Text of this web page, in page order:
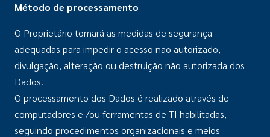
Método de processamento
O Proprietário tomará as medidas de segurança
adequadas para impedir o acesso não autorizado,
divulgação, alteração ou destruição não autorizada dos
Dados.
O processamento dos Dados é realizado através de
computadores e /ou ferramentas de TI habilitadas,
seguindo procedimentos organizacionais e meios